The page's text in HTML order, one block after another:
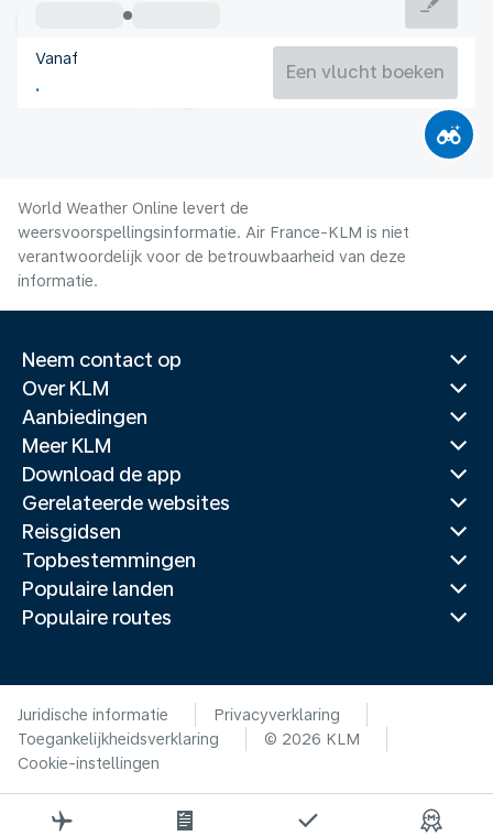
Ierland
Vanaf
Een vlucht boeken
World Weather Online levert de
weersvoorspellingsinformatie. Air France-KLM is niet
verantwoordelijk voor de betrouwbaarheid van deze
informatie.
Neem contact op
Over KLM
Aanbiedingen
Meer KLM
Download de app
Gerelateerde websites
Reisgidsen
Topbestemmingen
Populaire landen
Populaire routes
Juridische informatie
Privacyverklaring
Toegankelijkheidsverklaring
© 2026 KLM
Cookie-instellingen